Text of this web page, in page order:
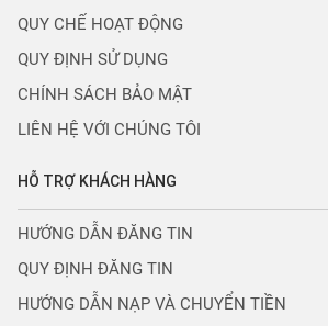
QUY CHẾ HOẠT ĐỘNG
QUY ĐỊNH SỬ DỤNG
CHÍNH SÁCH BẢO MẬT
LIÊN HỆ VỚI CHÚNG TÔI
HỖ TRỢ KHÁCH HÀNG
HƯỚNG DẪN ĐĂNG TIN
QUY ĐỊNH ĐĂNG TIN
HƯỚNG DẪN NẠP VÀ CHUYỂN TIỀN